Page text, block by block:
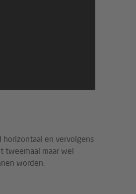
en vervolgens
tweemaal maar wel
worden.